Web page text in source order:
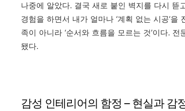
나중에 알았다. 결국 새로 붙인 벽지를 다시
경험을 하면서 내가 얼마나 ‘계획 없는 시공’
족이 아니라 ‘순서와 흐름을 모르는 것’이다.
됐다.
감성 인테리어의 함정 – 현실과 감